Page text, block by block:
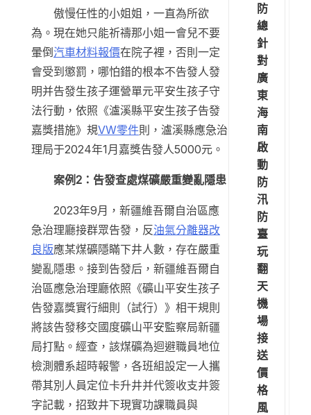
傲慢任性的小姐姐，一直為所欲
為。現在她只能祈禱那小姐一會兒不要
暈倒 汽車材料報價在院子裡，否則一定
會受到懲罰，哪怕錯的根本不告發人發
明并告發生孩子運營單元平安生孩子守
法行動，依照《瀘溪縣平安生孩子告發
嘉獎措施》規VW零件則，瀘溪縣應急治
理局于2024年1月嘉獎告發人5000元。
案例2：告發查處煤礦嚴重變亂隱患
2023年9月，新疆維吾爾自治區應
急治理廳接群眾告發，反油氣分離器改
良版應某煤礦隱瞞下井人數，存在嚴重
變亂隱患。接到告發后，新疆維吾爾自
治區應急治理廳依照《礦山平安生孩子
告發嘉獎實行細則（試行）》相干規則
將該告發移交國度礦山平安監察局新疆
局打點。經查，該煤礦為迴避職員地位
檢測體系超時報警，各班組設定一人攜
帶其別人員定位卡升井并代簽收支井簽
字記載，招致井下現實功課職員與
防
總
針
對
廣
東
海
南
啟
動
防
汛
防
臺
玩
翻
天
機
場
接
送
價
格
風